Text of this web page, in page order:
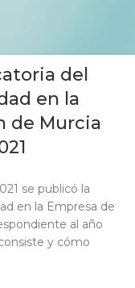
del
en la
de Murcia
se publicó la
en la Empresa de
al año
y cómo